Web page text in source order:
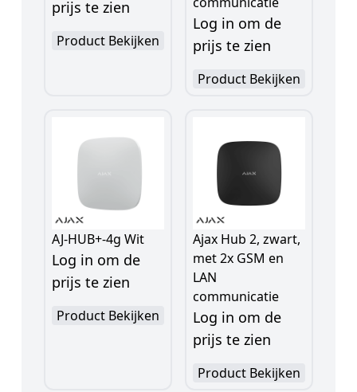
prijs te zien
Product Bekijken
Log in om de
prijs te zien
Product Bekijken
AJ-HUB+-4g Wit
Log in om de
prijs te zien
Product Bekijken
Ajax Hub 2, zwart,
met 2x GSM en
LAN
communicatie
Log in om de
prijs te zien
Product Bekijken